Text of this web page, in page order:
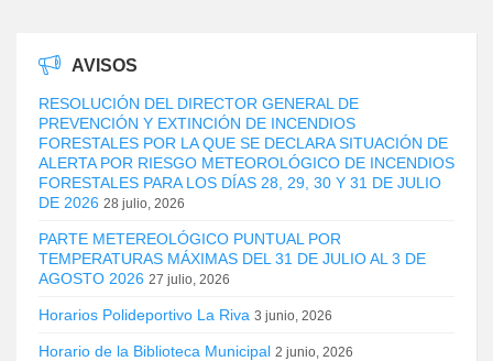
AVISOS
RESOLUCIÓN DEL DIRECTOR GENERAL DE
PREVENCIÓN Y EXTINCIÓN DE INCENDIOS
FORESTALES POR LA QUE SE DECLARA SITUACIÓN DE
ALERTA POR RIESGO METEOROLÓGICO DE INCENDIOS
FORESTALES PARA LOS DÍAS 28, 29, 30 Y 31 DE JULIO
DE 2026 28 julio, 2026
PARTE METEREOLÓGICO PUNTUAL POR
TEMPERATURAS MÁXIMAS DEL 31 DE JULIO AL 3 DE
AGOSTO 2026 27 julio, 2026
Horarios Polideportivo La Riva 3 junio, 2026
Horario de la Biblioteca Municipal 2 junio, 2026